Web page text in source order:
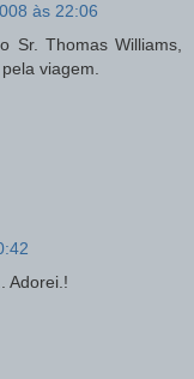
às 22:06
Sr. Thomas Williams,
viagem.
Adorei.!